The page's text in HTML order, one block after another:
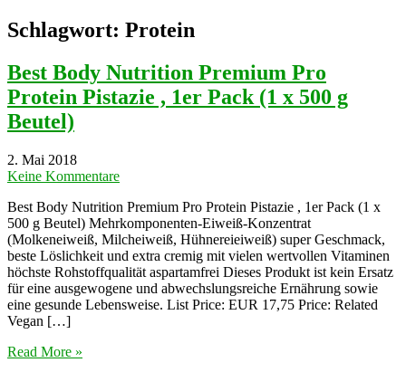
Schlagwort: Protein
Best Body Nutrition Premium Pro
Protein Pistazie , 1er Pack (1 x 500 g
Beutel)
2. Mai 2018
Keine Kommentare
Best Body Nutrition Premium Pro Protein Pistazie , 1er Pack (1 x
500 g Beutel) Mehrkomponenten-Eiweiß-Konzentrat
(Molkeneiweiß, Milcheiweiß, Hühnereieiweiß) super Geschmack,
beste Löslichkeit und extra cremig mit vielen wertvollen Vitaminen
höchste Rohstoffqualität aspartamfrei Dieses Produkt ist kein Ersatz
für eine ausgewogene und abwechslungsreiche Ernährung sowie
eine gesunde Lebensweise. List Price: EUR 17,75 Price: Related
Vegan […]
Read More »